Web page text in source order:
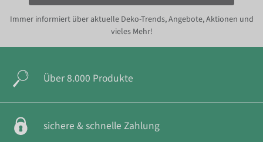
Immer informiert über aktuelle Deko-Trends, Angebote, Aktionen und
vieles Mehr!
Über 8.000 Produkte
sichere & schnelle Zahlung